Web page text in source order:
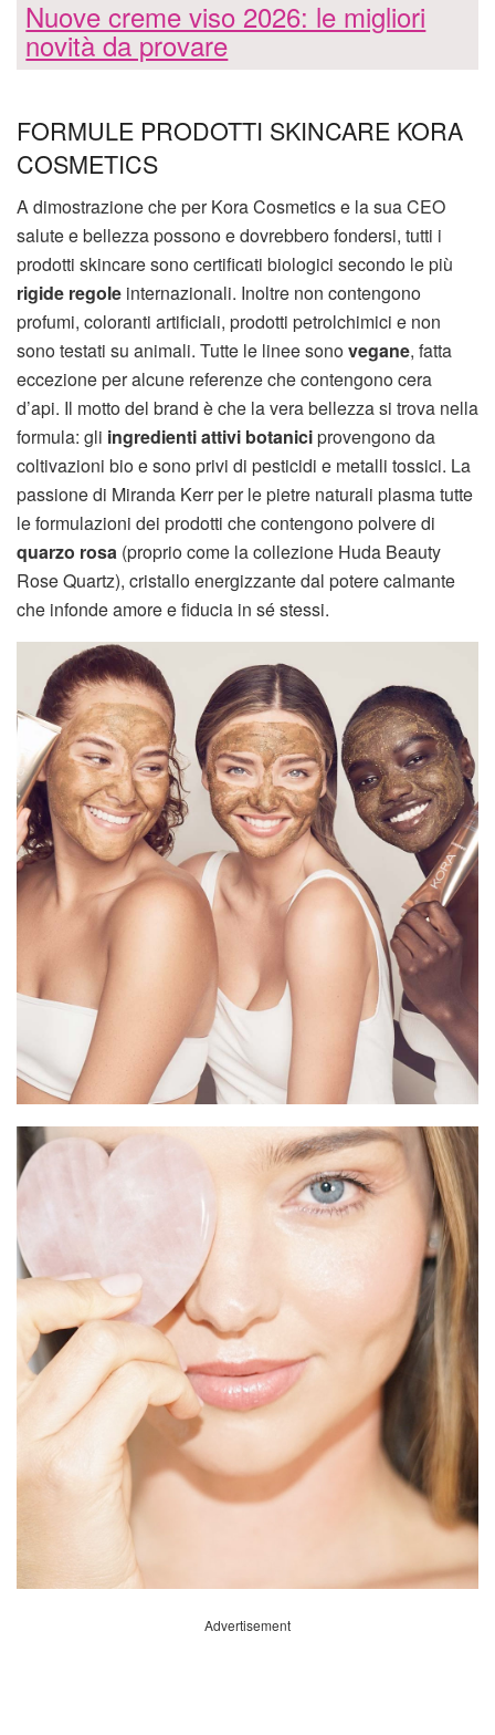
Nuove creme viso 2026: le migliori
novità da provare
FORMULE PRODOTTI SKINCARE KORA
COSMETICS
A dimostrazione che per Kora Cosmetics e la sua CEO
salute e bellezza possono e dovrebbero fondersi, tutti i
prodotti skincare sono certificati biologici secondo le più
rigide regole internazionali. Inoltre non contengono
profumi, coloranti artificiali, prodotti petrolchimici e non
sono testati su animali. Tutte le linee sonovegane, fatta
eccezione per alcune referenze che contengono cera
d’api. Il motto del brand è che la vera bellezza si trova nella
formula: gli ingredienti attivi botaniciprovengono da
coltivazioni bio e sono privi di pesticidi e metalli tossici. La
passione di Miranda Kerr per le pietre naturali plasma tutte
le formulazioni dei prodotti che contengono polvere di
quarzo rosa (proprio come la collezione Huda Beauty
Rose Quartz), cristallo energizzante dal potere calmante
che infonde amore e fiducia in sé stessi.
Advertisement